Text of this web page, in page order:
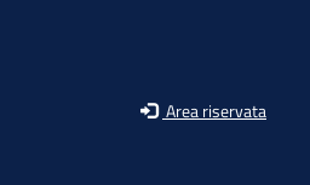
Area riservata